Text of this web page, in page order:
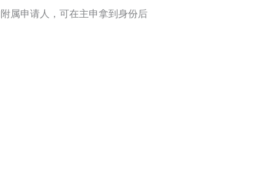
属申请人，可在主申拿到身份后